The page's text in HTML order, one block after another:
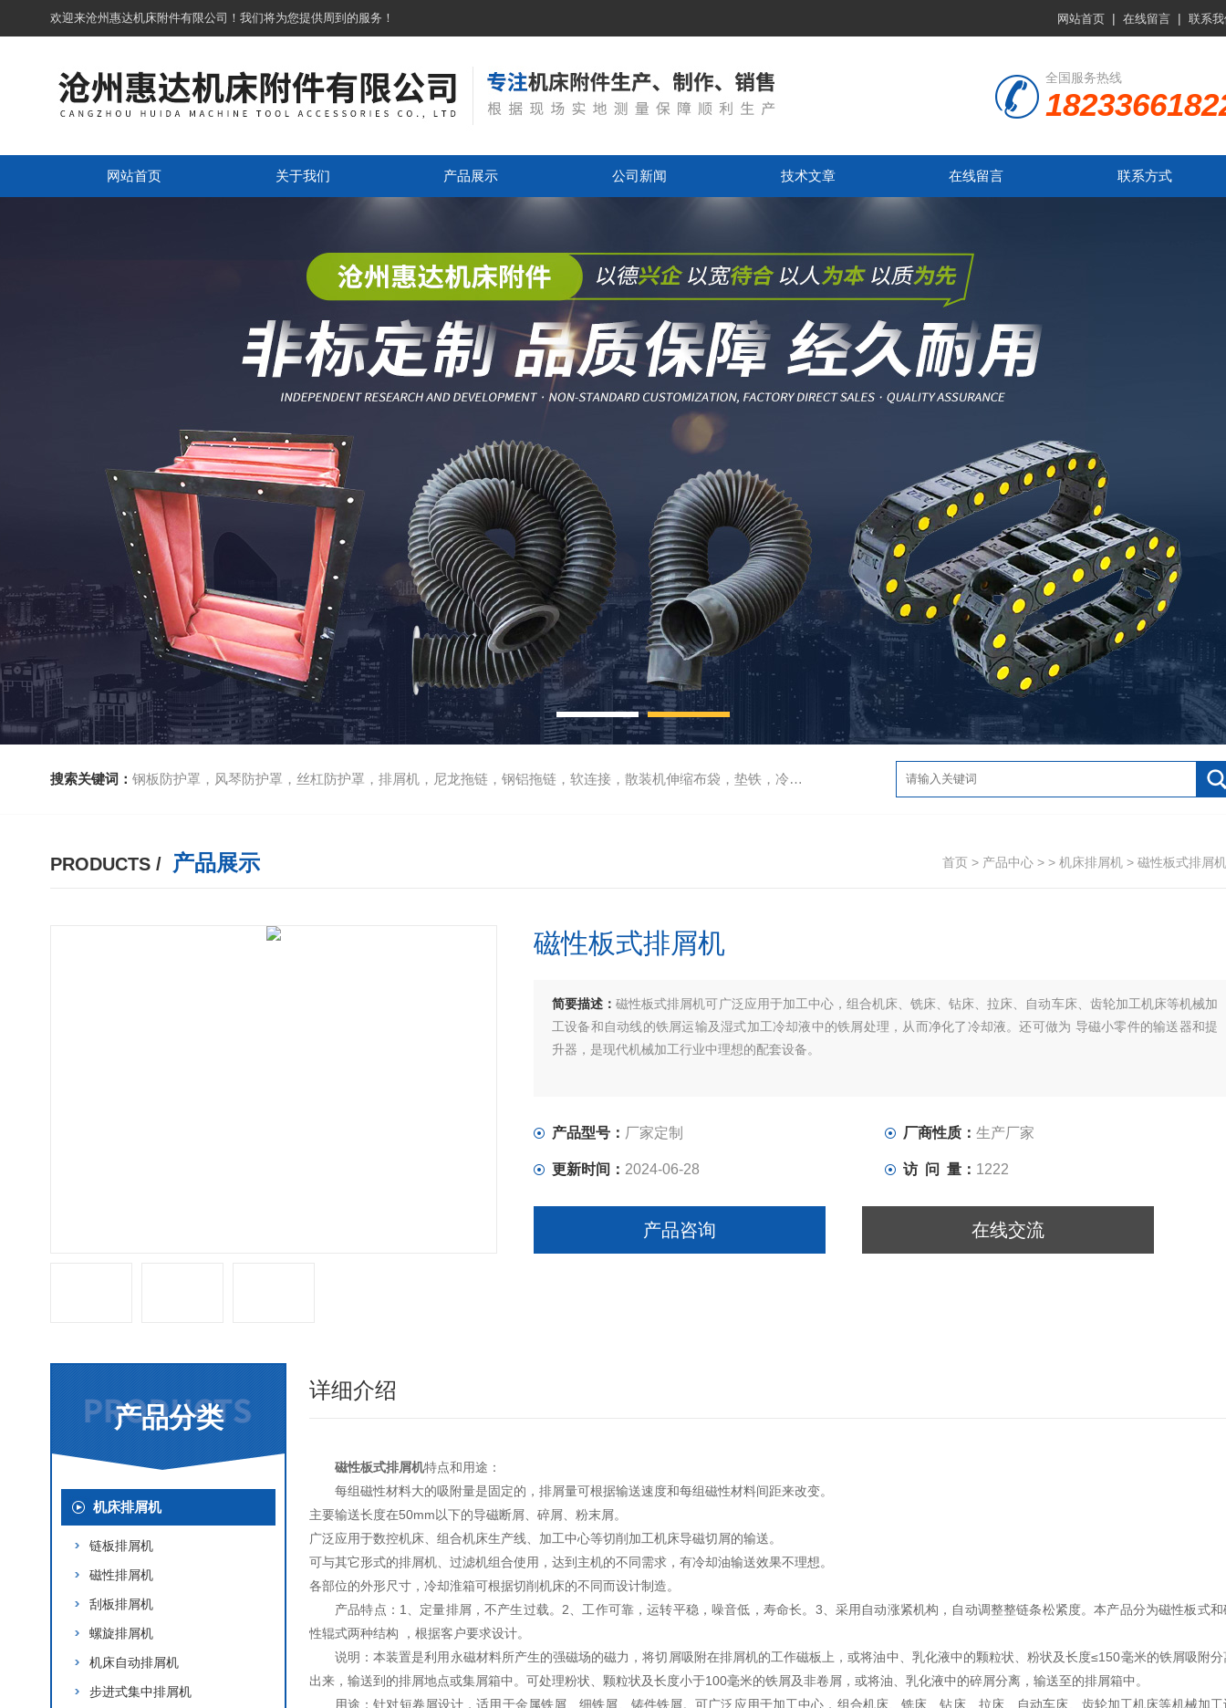
欢迎来沧州惠达机床附件有限公司！我们将为您提供周到的服务！ 网站首页 | 在线留言 | 联系
全国服务热线
网站首页 关于我们 产品展示 公司新闻 技术文章 在线留言 联系方式
搜索关键词： 钢板防护罩，风琴防护罩，丝杠防护罩，排屑机，尼龙拖链，钢铝拖链，软连接，散装机伸缩布袋，垫铁，冷却管，刮屑板
PRODUCTS / 产品展示 首页 > 产品中心 > > 机床排屑机 > 磁性板式排屑机
磁性板式排屑机
简要描述：磁性板式排屑机可广泛应用于加工中心，组合机床、铣床、钻床、拉床、自动车床、齿轮加工机床等机械加
工设备和自动线的铁屑运输及湿式加工冷却液中的铁屑处理，从而净化了冷却液。还可做为 导磁小零件的输送器和提
升器，是现代机械加工行业中理想的配套设备。
产品型号： 厂家定制 厂商性质： 生产厂家
更新时间： 2024-06-28 访 问 量： 1222
产品咨询 在线交流
产品分类
机床排屑机
链板排屑机
磁性排屑机
刮板排屑机
螺旋排屑机
机床自动排屑机
步进式集中排屑机
详细介绍
磁性板式排屑机特点和用途：
每组磁性材料大的吸附量是固定的，排屑量可根据输送速度和每组磁性材料间距来改变。
主要输送长度在50mm以下的导磁断屑、碎屑、粉末屑。
广泛应用于数控机床、组合机床生产线、加工中心等切削加工机床导磁切屑的输送。
可与其它形式的排屑机、过滤机组合使用，达到主机的不同需求，有冷却油输送效果不理想。
各部位的外形尺寸，冷却淮箱可根据切削机床的不同而设计制造。
产品特点：1、定量排屑，不产生过载。2、工作可靠，运转平稳，噪音低，寿命长。3、采用自动涨紧机构，自动调整整链条松紧度。本产品分为磁性板式和
性辊式两种结构 ，根据客户要求设计。
说明：本装置是利用永磁材料所产生的强磁场的磁力，将切屑吸附在排屑机的工作磁板上，或将油中、乳化液中的颗粒状、粉状及长度≤150毫米的铁屑吸附分
出来，输送到的排屑地点或集屑箱中。可处理粉状、颗粒状及长度小于100毫米的铁屑及非卷屑，或将油、乳化液中的碎屑分离，输送至的排屑箱中。
用途：针对短卷屑设计，适用于金属铁屑、细铁屑、铸件铁屑。可广泛应用于加工中心，组合机床、铣床、钻床、拉床、自动车床、齿轮加工机床等机械加工